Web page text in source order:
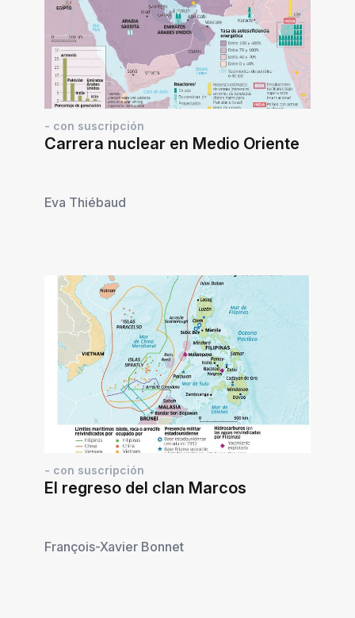
- con suscripción
Carrera nuclear en Medio Oriente
Eva Thiébaud
- con suscripción
El regreso del clan Marcos
François-Xavier Bonnet